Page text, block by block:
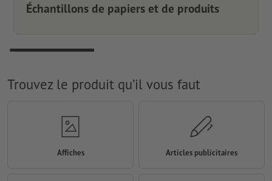
Échantillons de papiers et de produits
Trouvez le produit qu’il vous faut
Affiches Articles publicitaires